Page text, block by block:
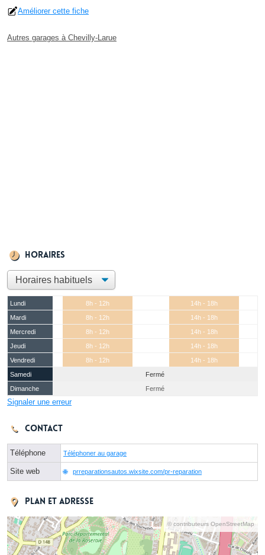
Améliorer cette fiche
Autres garages à Chevilly-Larue
Horaires
Lundi 8h - 12h
14h - 18h
Mardi
8h - 12h
14h - 18h
Mercredi
8h - 12h
14h - 18h
Jeudi
8h - 12h
14h - 18h
Vendredi
8h - 12h
14h - 18h
Samedi
Fermé
Dimanche
Fermé
Signaler une erreur
Contact
Téléphone Téléphoner au garage
Site web prreparationsautos.wixsite.com/pr-reparation
Plan et adresse
© contributeurs OpenStreetMap